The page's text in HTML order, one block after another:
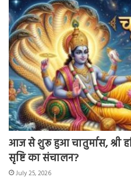
आज से शुरू हुआ चातुर्मास, श्री
सृष्टि का संचालन?
July 25, 2026